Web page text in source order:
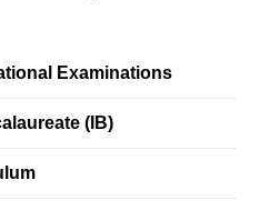
Examinations
(IB)